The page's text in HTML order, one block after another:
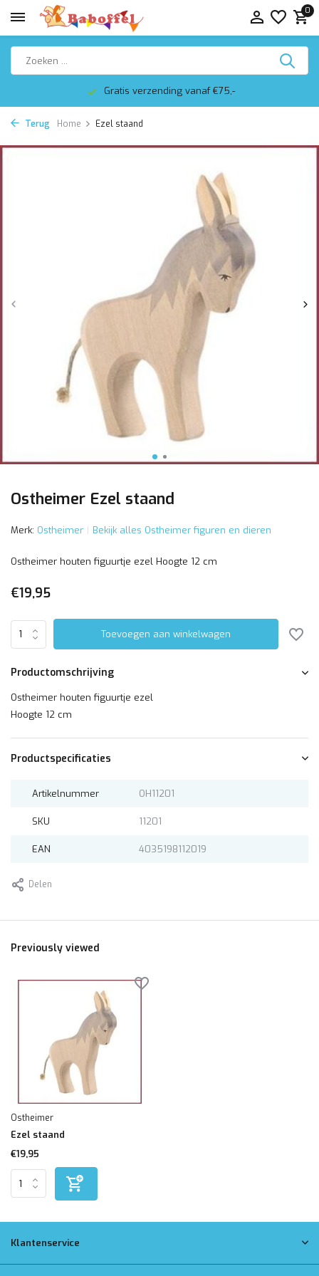
0
Gratis verzending vanaf €75,-
Terug Home Ezel staand
Ostheimer Ezel staand
Merk: Ostheimer Bekijk alles Ostheimer figuren en dieren
Ostheimer houten figuurtje ezel Hoogte 12 cm
€19,95
Toevoegen aan winkelwagen
Productomschrijving
Ostheimer houten figuurtje ezel
Hoogte 12 cm
Productspecificaties
Artikelnummer OH11201
SKU 11201
EAN 4035198112019
Delen
Previously viewed
Ostheimer
Ezel staand
€19,95
Klantenservice